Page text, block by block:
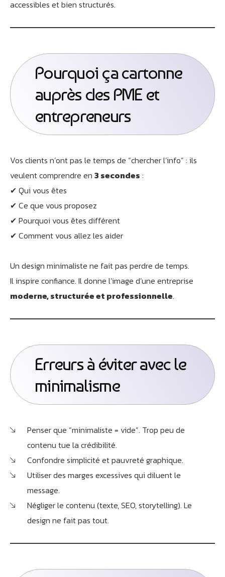
accessibles et bien structurés.
Pourquoi ça cartonne
auprès des PME et
entrepreneurs
Vos clients n’ont pas le temps de “chercher l’info” : ils
veulent comprendre en 3 secondes :
✔ Qui vous êtes
✔ Ce que vous proposez
✔ Pourquoi vous êtes différent
✔ Comment vous allez les aider
Un design minimaliste ne fait pas perdre de temps.
Il inspire confiance. Il donne l’image d’une entreprise
moderne, structurée et professionnelle.
Erreurs à éviter avec le
minimalisme
Penser que “minimaliste = vide”. Trop peu de
contenu tue la crédibilité.
Confondre simplicité et pauvreté graphique.
Utiliser des marges excessives qui diluent le
message.
Négliger le contenu (texte, SEO, storytelling). Le
design ne fait pas tout.